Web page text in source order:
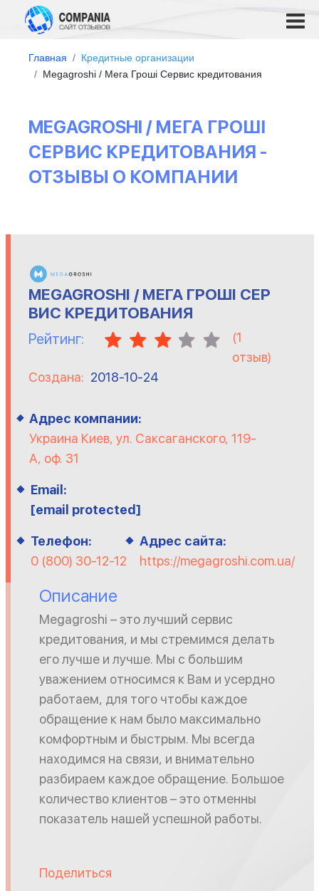
Главная
Кредитные организации
Megagroshi / Мега Гроші Сервис кредитования
MEGAGROSHI / МЕГА ГРОШІ
СЕРВИС КРЕДИТОВАНИЯ -
ОТЗЫВЫ О КОМПАНИИ
MEGAGROSHI / МЕГА ГРОШІ СЕР
ВИС КРЕДИТОВАНИЯ
Рейтинг: (1
отзыв)
Создана: 2018-10-24
Адрес компании:
Украина Киев, ул. Саксаганского, 119-
А, оф. 31
Email:
[email protected]
Телефон:
0 (800) 30-12-12
Адрес сайта:
https://megagroshi.com.ua/
Описание
Megagroshi – это лучший сервис
кредитования, и мы стремимся делать
его лучше и лучше. Мы с большим
уважением относимся к Вам и усердно
работаем, для того чтобы каждое
обращение к нам было максимально
комфортным и быстрым. Мы всегда
находимся на связи, и внимательно
разбираем каждое обращение. Большое
количество клиентов – это отменны
показатель нашей успешной работы.
Поделиться